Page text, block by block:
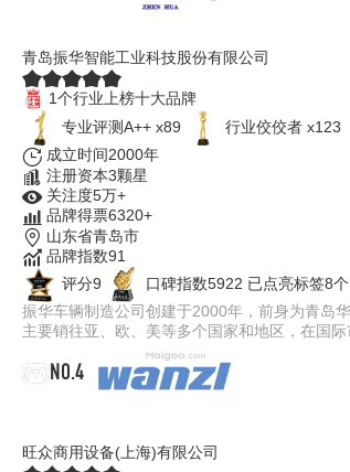
青岛振华智能工业科技股份有限公司
1个行业上榜十大品牌
专业​评测A++ x89
行业佼佼者 x123
成立时间2000年
注册资本3颗星
关注度5万+
品牌得票6320+
山东省青岛市
品牌指数91
评分9
口碑指数5922 已点亮标签8个
振华车辆制造公司创建于2000年，前身为青岛
主要销往亚、欧、美等多个国家和地区，在国际
NO.4
旺众商用设备(上海)有限公司